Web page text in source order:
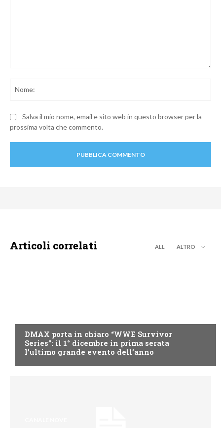
Salva il mio nome, email e sito web in questo browser per la
prossima volta che commento.
Articoli correlati ALL ALTRO
DMAX porta in chiaro “WWE Survivor
Series”: il 1° dicembre in prima serata
l’ultimo grande evento dell’anno